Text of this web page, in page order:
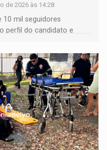
de 2026 às 14:28
10 mil seguidores
perfil do candidato e